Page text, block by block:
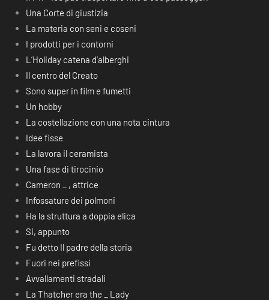
Una Corte di giustizia
La materia con seni e coseni
I prodotti per i contorni
L’Holiday catena d’alberghi
Il centro del Creato
Sono super in film e fumetti
Un hobby
La costellazione con una nota cintura
Idee fisse
La lavora il ceramista
Una fase di tirocinio
Cameron _ , attrice
Infossature dei polmoni
Ha la struttura a doppia elica
Si, appunto
Fu detto Il padre della storia
Fuori nei prefissi
Avvallamenti stradali
La Thatcher era the _ Lady